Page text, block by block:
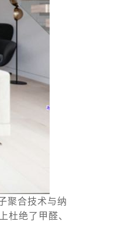
聚合技术与纳
杜绝了甲醛、